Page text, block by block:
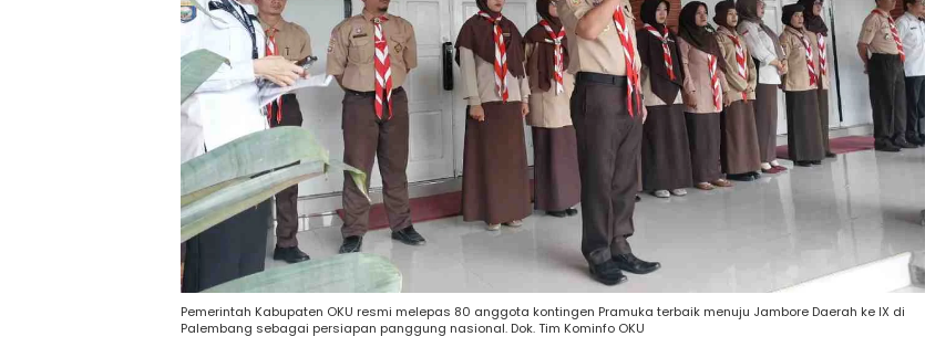
Pemerintah Kabupaten OKU resmi melepas 80 anggota kontingen Pramuka terbaik menuju Jambore Daerah ke IX di
Palembang sebagai persiapan panggung nasional. Dok. Tim Kominfo OKU